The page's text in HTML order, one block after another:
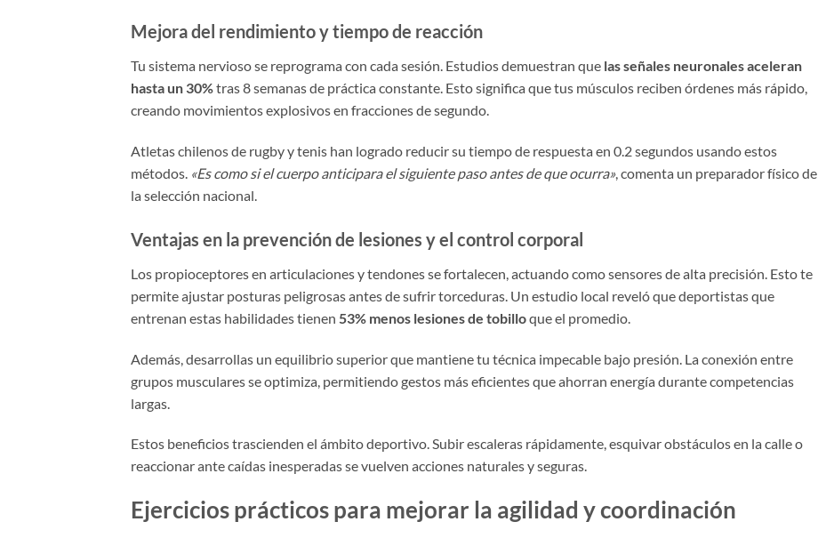
Mejora del rendimiento y tiempo de reacción
Tu sistema nervioso se reprograma con cada sesión. Estudios demuestran que las señales neuronales aceleran
hasta un 30%tras 8 semanas de práctica constante. Esto significa que tus músculos reciben órdenes más rápido,
creando movimientos explosivos en fracciones de segundo.
Atletas chilenos de rugby y tenis han logrado reducir su tiempo de respuesta en 0.2 segundos usando estos
métodos. «Es como si el cuerpo anticipara el siguiente paso antes de que ocurra», comenta un preparador físico de
la selección nacional.
Ventajas en la prevención de lesiones y el control corporal
Los propioceptores en articulaciones y tendones se fortalecen, actuando como sensores de alta precisión. Esto te
permite ajustar posturas peligrosas antes de sufrir torceduras. Un estudio local reveló que deportistas que
entrenan estas habilidades tienen 53% menos lesiones de tobilloque el promedio.
Además, desarrollas un equilibrio superior que mantiene tu técnica impecable bajo presión. La conexión entre
grupos musculares se optimiza, permitiendo gestos más eficientes que ahorran energía durante competencias
largas.
Estos beneficios trascienden el ámbito deportivo. Subir escaleras rápidamente, esquivar obstáculos en la calle o
reaccionar ante caídas inesperadas se vuelven acciones naturales y seguras.
Ejercicios prácticos para mejorar la agilidad y coordinación